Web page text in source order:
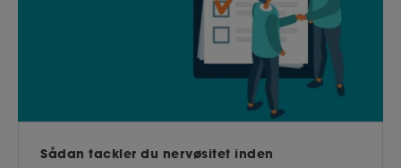
Sådan tackler du nervøsitet inden